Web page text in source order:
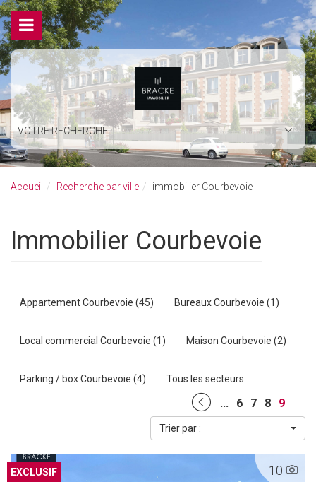
VOTRE RECHERCHE
Accueil Recherche par ville immobilier Courbevoie
immobilier Courbevoie
Appartement Courbevoie (45) Bureaux Courbevoie (1)
Local commercial Courbevoie (1) Maison Courbevoie (2)
Parking / box Courbevoie (4) Tous les secteurs
... 6 7 8 9
Trier par :
10
EXCLUSIF